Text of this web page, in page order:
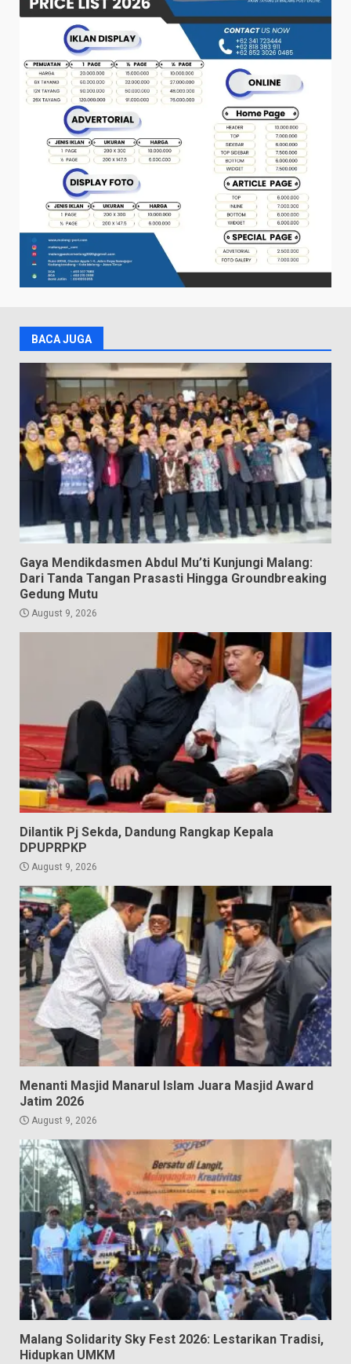
BACA JUGA
Gaya Mendikdasmen Abdul Mu’ti Kunjungi Malang:
Dari Tanda Tangan Prasasti Hingga Groundbreaking
Gedung Mutu
August 9, 2026
Dilantik Pj Sekda, Dandung Rangkap Kepala
DPUPRPKP
August 9, 2026
Menanti Masjid Manarul Islam Juara Masjid Award
Jatim 2026
August 9, 2026
Malang Solidarity Sky Fest 2026: Lestarikan Tradisi,
Hidupkan UMKM